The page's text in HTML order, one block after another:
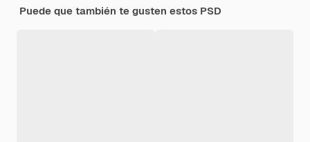
Puede que también te gusten estos PSD